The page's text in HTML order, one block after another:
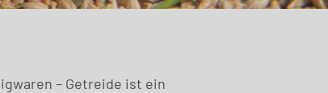
– Getreide ist ein